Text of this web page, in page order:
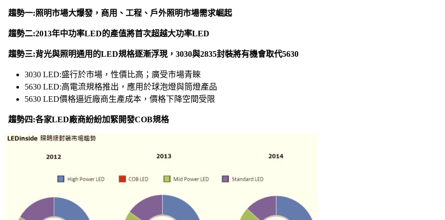
趨勢一:照明市場大爆發，商用、工程、戶外照明市場需求崛起
趨勢二:2013年中功率LED的產值將首次超越大功率LED
趨勢三:背光與照明通用的LED規格逐漸浮現，3030與2835封裝將有機會取代5630
3030 LED:盛行於市場，性價比高；廣受市場青睞
5630 LED:高電流規格推出，應用於球泡燈與筒燈產品
5630 LED價格逼近廠商生產成本，價格下降空間受限
趨勢四:各家LED廠商紛紛加緊開發COB規格